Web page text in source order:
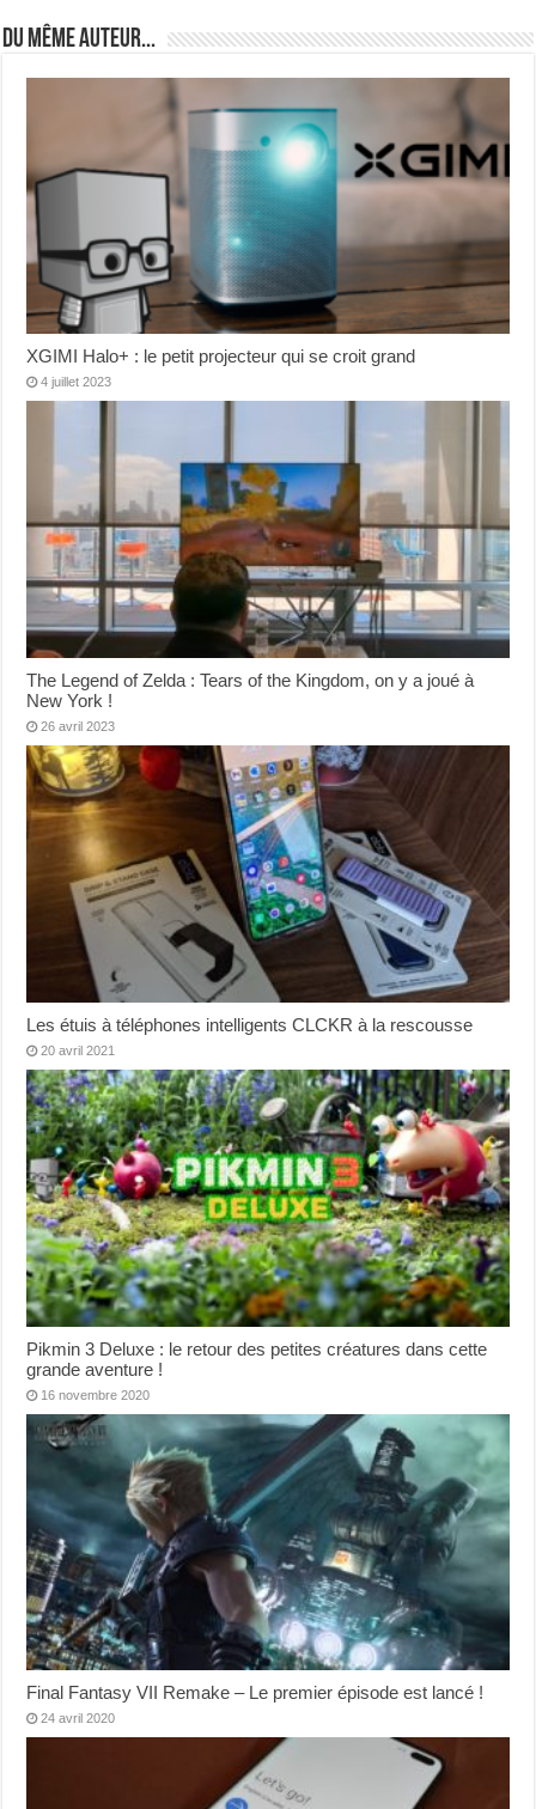
Du même auteur...
XGIMI Halo+ : le petit projecteur qui se croit grand
4 juillet 2023
The Legend of Zelda : Tears of the Kingdom, on y a joué à
New York !
26 avril 2023
Les étuis à téléphones intelligents CLCKR à la rescousse
20 avril 2021
Pikmin 3 Deluxe : le retour des petites créatures dans cette
grande aventure !
16 novembre 2020
Final Fantasy VII Remake – Le premier épisode est lancé !
24 avril 2020